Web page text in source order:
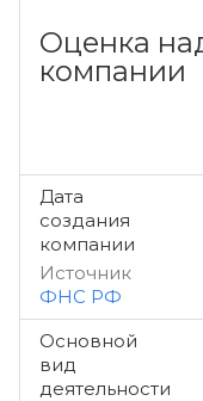
Оценка
компании
Дата
создания
компании
Источник
ФНС РФ
Основной
вид
деятельности